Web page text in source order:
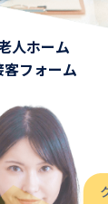
人ホーム
客フォーム